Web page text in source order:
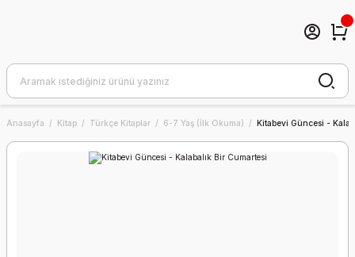
Anasayfa Kitap Türkçe Kitaplar 6-7 Yaş (İlk Okuma) Kitabevi Güncesi -